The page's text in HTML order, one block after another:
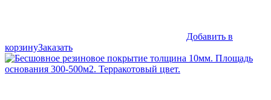
Добавить в
корзинуЗаказать